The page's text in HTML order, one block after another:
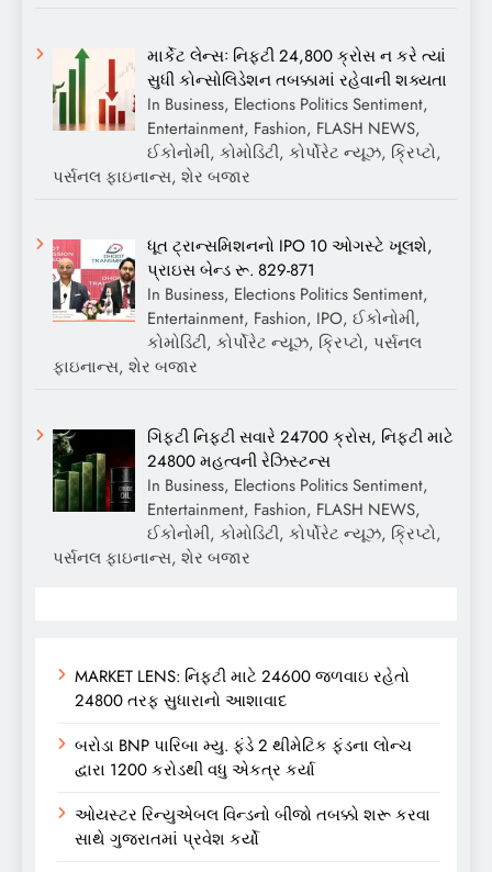
માર્કેટ લેન્સઃ નિફ્ટી 24,800 ક્રોસ ન કરે ત્યાં
સુધી કોન્સોલિડેશન તબક્કામાં રહેવાની શક્યતા
In Business, Elections Politics Sentiment,
Entertainment, Fashion, FLASH NEWS,
ઈકોનોમી, કોમોડિટી, કોર્પોરેટ ન્યૂઝ, ક્રિપ્ટો,
પર્સનલ ફાઇનાન્સ, શેર બજાર
ધૂત ટ્રાન્સમિશનનો IPO 10 ઓગસ્ટે ખૂલશે,
પ્રાઇસ બેન્ડ રૂ. 829-871
In Business, Elections Politics Sentiment,
Entertainment, Fashion, IPO, ઈકોનોમી,
કોમોડિટી, કોર્પોરેટ ન્યૂઝ, ક્રિપ્ટો, પર્સનલ
ફાઇનાન્સ, શેર બજાર
ગિફ્ટી નિફ્ટી સવારે 24700 ક્રોસ, નિફ્ટી માટે
24800 મહત્વની રેઝિસ્ટન્સ
In Business, Elections Politics Sentiment,
Entertainment, Fashion, FLASH NEWS,
ઈકોનોમી, કોમોડિટી, કોર્પોરેટ ન્યૂઝ, ક્રિપ્ટો,
પર્સનલ ફાઇનાન્સ, શેર બજાર
MARKET LENS: નિફ્ટી માટે 24600 જળવાઇ રહેતો
24800 તરફ સુધારાનો આશાવાદ
બરોડા BNP પારિબા મ્યુ. ફંડે 2 થીમેટિક ફંડના લોન્ચ
દ્વારા 1200 કરોડથી વધુ એકત્ર કર્યા
ઓયસ્ટર રિન્યુએબલ વિન્ડનો બીજો તબક્કો શરૂ કરવા
સાથે ગુજરાતમાં પ્રવેશ કર્યો